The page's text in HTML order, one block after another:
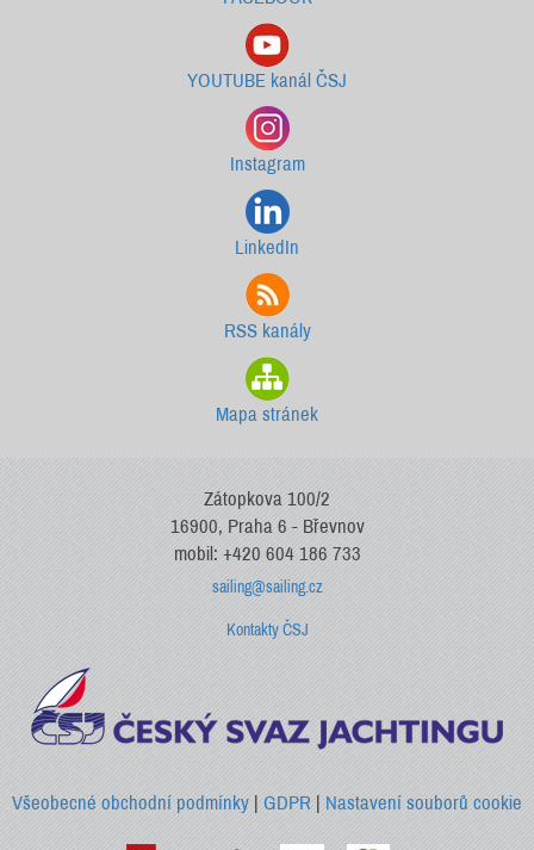
YOUTUBE kanál ČSJ
Instagram
LinkedIn
RSS kanály
Mapa stránek
Zátopkova 100/2
16900, Praha 6 - Břevnov
mobil: +420 604 186 733
sailing@sailing.cz
Kontakty ČSJ
Všeobecné obchodní podmínky |GDPR |Nastavení souborů cookie